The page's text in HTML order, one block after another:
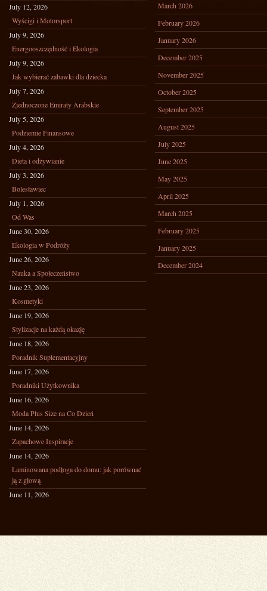
July 12, 2026
Wyścigi i Motorsport
July 9, 2026
Energooszczędność i Ekologia
July 9, 2026
Jak wybierać zabawki dla dziecka
July 7, 2026
Zjednoczone Emiraty Arabskie
July 5, 2026
Podziemie Finansowe
July 4, 2026
Dieta i odżywianie
July 3, 2026
Bolesławiec
July 1, 2026
Od Was
June 30, 2026
Ekologia w Podróży
June 26, 2026
Nauka a Społeczeństwo
June 23, 2026
Kosmetyki
June 19, 2026
Stylizacje na każdą okazję
June 18, 2026
Poradnik Suplementacyjny
June 17, 2026
Poradniki Użytkownika
June 16, 2026
Moda Plus Size na Co Dzień
June 14, 2026
Zapachowe Inspiracje
June 14, 2026
Laminowana podłoga do domu: jak porównać
ją z głową
June 11, 2026
March 2026
February 2026
January 2026
December 2025
November 2025
October 2025
September 2025
August 2025
July 2025
June 2025
May 2025
April 2025
March 2025
February 2025
January 2025
December 2024